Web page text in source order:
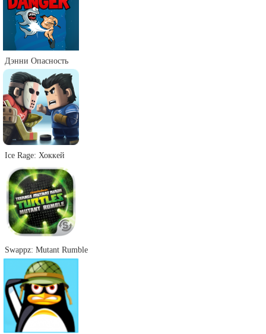
Дэнни Опасность
Ice Rage: Хоккей
Swappz: Mutant Rumble